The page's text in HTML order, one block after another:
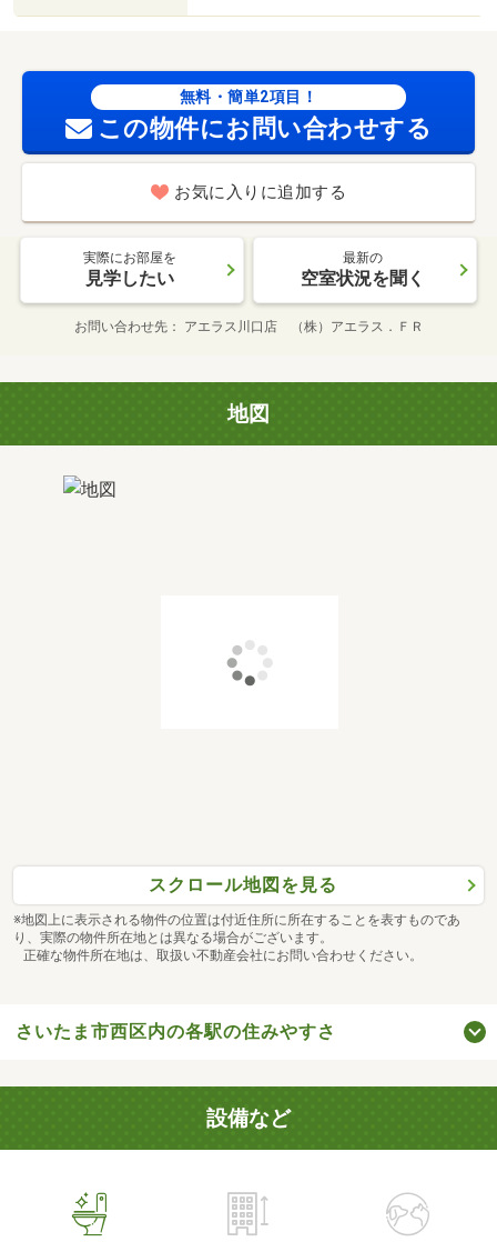
無料・簡単2項目！
この物件にお問い合わせする
お気に入りに追加する
実際にお部屋を
見学したい
最新の
空室状況を聞く
お問い合わせ先 アエラス川口店 （株）アエラス．ＦＲ
地図
スクロール地図を見る
※地図上に表示される物件の位置は付近住所に所在することを表すものであ
り、実際の物件所在地とは異なる場合がございます。
正確な物件所在地は、取扱い不動産会社にお問い合わせください。
さいたま市西区内の各駅の住みやすさ
設備など